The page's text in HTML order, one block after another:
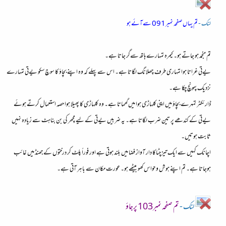
لنک -تم یہاں صفحہ نمبر091 سےآئے ہو
تم منجمد ہو جاتے ہو۔ کیمرہ تمہارے ہاتھ سےگر جاتا ہے۔
یےتی غراتا ہوا تمہاری طرف چھلانگ لگاتا ہے۔ اس سے پہلے کہ وہ اپنے بچاؤ کا سوچ سکو یےتی تمہارے
نزدیک پہونچ چکا ہے۔
ڈارئکٹر تمہرے بچاؤ میں اپنی کلہاڑی ہوا میں گھماتا ہے۔ وہ کلہاڑی کا پھیلا ہوا حصہ استعمال کرتے ہوئے
یےتی کے کندھے پر تین ضرب لگاتا ہے۔ یہ ضربیں یےتی کے لیے مچھر کی بن بناہٹ سے زیادہ نہیں
ثابت ہوتیں۔
اچانک کہیں سے ایک تیز چٹاکا دار آواز فضا میں بلند ہوتی ہے اور فوراً پلٹ کر درختوں کےجھنڈ میں غائب
ہوجاتا ہے۔ تم اپنے ہوش و حواس کھو بیٹھے ہو۔ عورت مکان سے باہر آتی ہے۔
لنک -تم صفحہ نمبر103 پرجاؤ